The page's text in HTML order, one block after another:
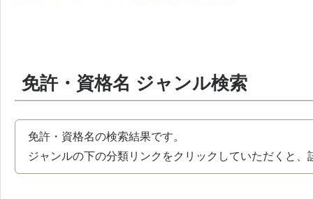
免許・資格名 ジャンル検索
免許・資格名の検索結果です。
ジャンルの下の分類リンクをクリックしていただくと